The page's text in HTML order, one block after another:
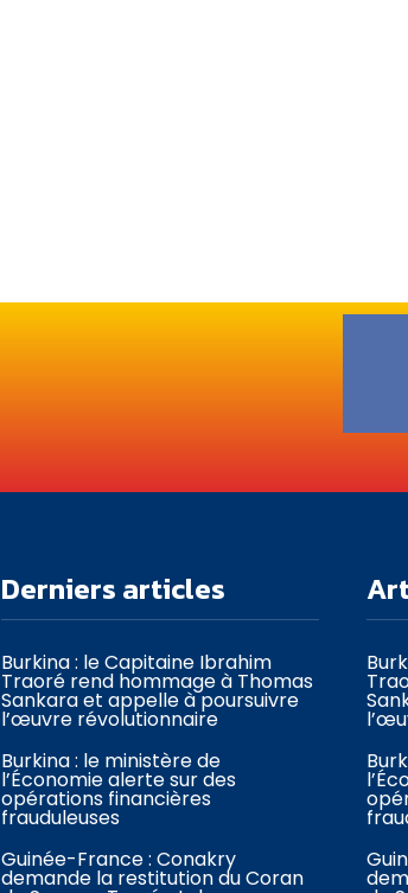
Derniers articles
Burkina : le Capitaine Ibrahim
Traoré rend hommage à Thomas
Sankara et appelle à poursuivre
l’œuvre révolutionnaire
Burkina : le ministère de
l’Économie alerte sur des
opérations financières
frauduleuses
Guinée-France : Conakry
demande la restitution du Coran